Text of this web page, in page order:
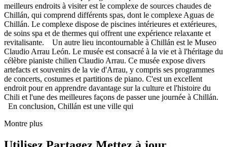
meilleurs endroits à visiter est le complexe de sources chaudes de
Chillán, qui comprend différents spas, dont le complexe Aguas de
Chillán. Le complexe dispose de piscines intérieures et extérieures,
de soins spa et de thermes qui offrent une expérience relaxante et
revitalisante. Un autre lieu incontournable à Chillán est le Museo
Claudio Arrau León. Le musée est consacré à la vie et à l'héritage du
célèbre pianiste chilien Claudio Arrau. Ce musée expose divers
artefacts et souvenirs de la vie d'Arrau, y compris ses programmes
de concerts, costumes et partitions de piano. C'est un excellent
endroit pour en apprendre davantage sur la culture et l'histoire du
Chili et l'une des meilleures façons de passer une journée à Chillán.
En conclusion, Chillán est une ville qui
Montre plus